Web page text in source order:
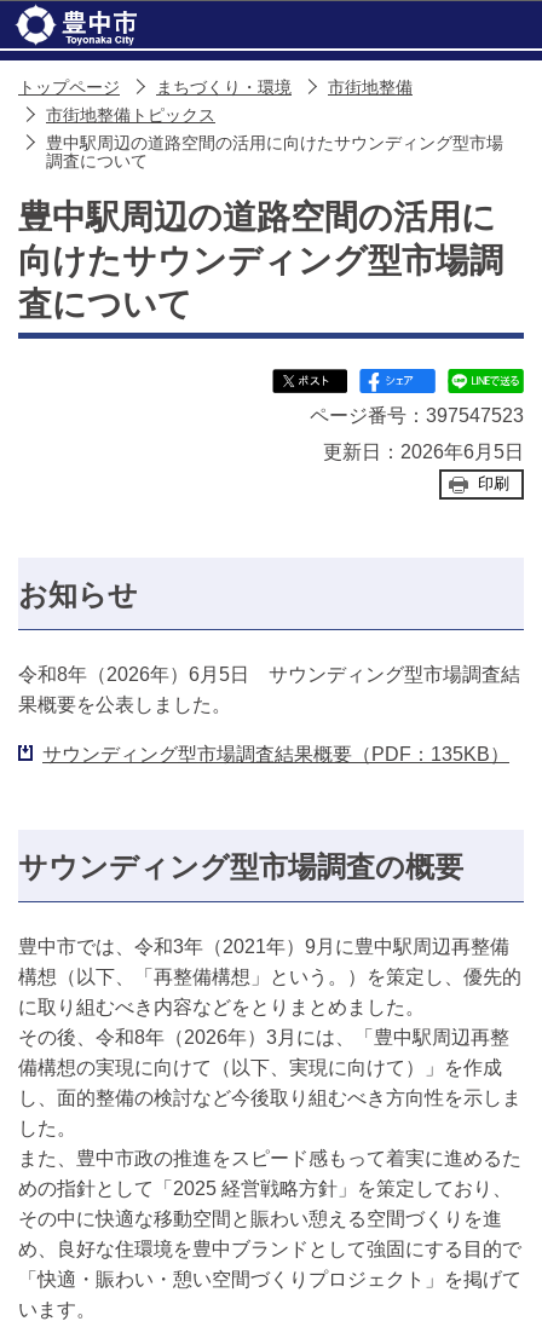
トップページ まちづくり・環境
市街地整備
市街地整備トピックス
豊中駅周辺の道路空間の活用に向けたサウンディング型市場
調査について
豊中駅周辺の道路空間の活用に
向けたサウンディング型市場調
査について
ページ番号：397547523
更新日：2026年6月5日
印刷
お知らせ
令和8年（2026年）6月5日 サウンディング型市場調査結
果概要を公表しました。
サウンディング型市場調査結果概要（PDF：135KB）
サウンディング型市場調査の概要
豊中市では、令和3年（2021年）9月に豊中駅周辺再整備
構想（以下、「再整備構想」という。）を策定し、優先的
に取り組むべき内容などをとりまとめました。
その後、令和8年（2026年）3月には、「豊中駅周辺再整
備構想の実現に向けて（以下、実現に向けて）」を作成
し、面的整備の検討など今後取り組むべき方向性を示しま
した。
また、豊中市政の推進をスピード感もって着実に進めるた
めの指針として「2025 経営戦略方針」を策定しており、
その中に快適な移動空間と賑わい憩える空間づくりを進
め、良好な住環境を豊中ブランドとして強固にする目的で
「快適・賑わい・憩い空間づくりプロジェクト」を掲げて
います。